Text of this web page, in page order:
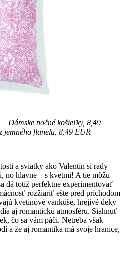
nočné košieľky, 8,49
flanelu, 8,49 EUR
a sviatky ako Valentín si rady
no hlavne – s kvetmi! A tie môžu
dá totiž perfektne experimentovať
rozžiariť ešte pred príchodom
kvetinové vankúše, hrejivé deky
aj romantickú atmosféru. Siahnuť
čo sa vám páči. Netreba však
a že aj romantika má svoje hranice,